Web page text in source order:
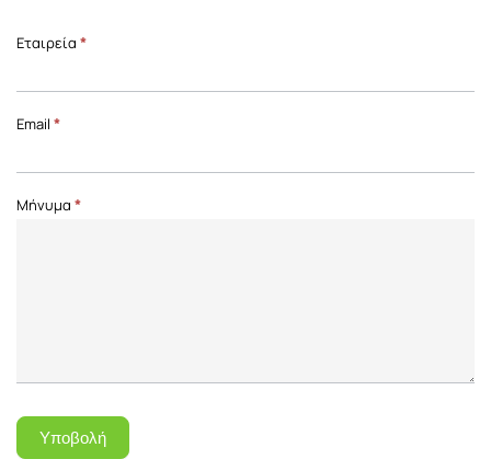
Επικοινωνία
Page
Εταιρεία *
Email *
Μήνυμα *
Υποβολή